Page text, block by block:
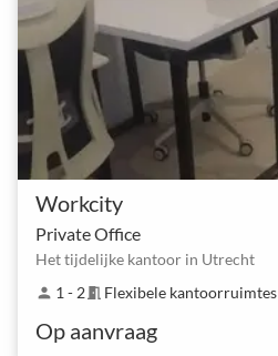
Workcity
Private Office
Het tijdelijke kantoor in Utrecht
person 1 - 2meeting_room Flexibele kantoorruimtes
Op aanvraag